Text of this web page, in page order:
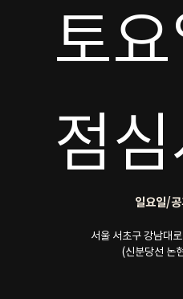
토요
점
일요일/
서울 서초구 강남대
(신분당선 논